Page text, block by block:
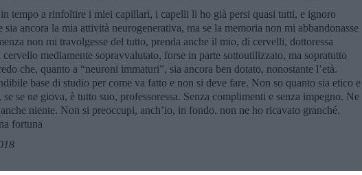
tempo a rinfoltire i miei capillari, i capelli li ho già persi quasi tutti, e ignoro
sia ancora la mia attività neurogenerativa, ma se la memoria non mi abbandonasse
non mi travolgesse del tutto, prenda anche il mio, di cervelli, dottoressa
mediamente sopravvalutato, forse in parte sottoutilizzato, ma sopratutto
che, quanto a “neuroni immaturi”, sia ancora ben dotato, nonostante l’età.
base di studio per come va fatto e non si deve fare. Non so quanto sia etico e
se se ne giova, è tutto suo, professoressa. Senza complimenti e senza impegno. Ne
niente. Non si preoccupi, anch’io, in fondo, non ne ho ricavato granché.
fortuna